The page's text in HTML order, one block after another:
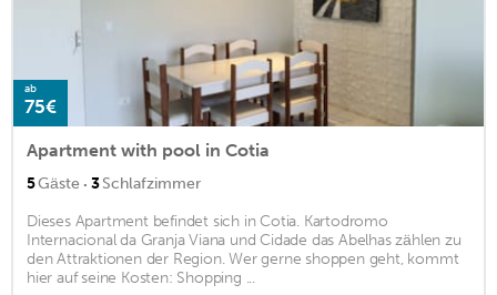
ab
75€
Apartment with pool in Cotia
5Gäste · 3Schlafzimmer
Dieses Apartment befindet sich in Cotia. Kartodromo
Internacional da Granja Viana und Cidade das Abelhas zählen zu
den Attraktionen der Region. Wer gerne shoppen geht, kommt
hier auf seine Kosten: Shopping ...